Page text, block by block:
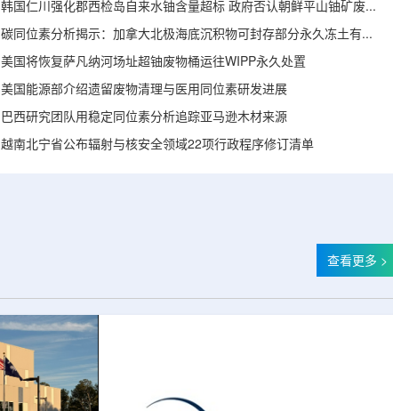
韩国仁川强化郡西检岛自来水铀含量超标 政府否认朝鲜平山铀矿废水影响
碳同位素分析揭示：加拿大北极海底沉积物可封存部分永久冻土有机碳
美国将恢复萨凡纳河场址超铀废物桶运往WIPP永久处置
美国能源部介绍遗留废物清理与医用同位素研发进展
巴西研究团队用稳定同位素分析追踪亚马逊木材来源
越南北宁省公布辐射与核安全领域22项行政程序修订清单
查看更多 >